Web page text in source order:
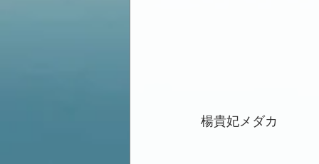
楊貴妃メダカ